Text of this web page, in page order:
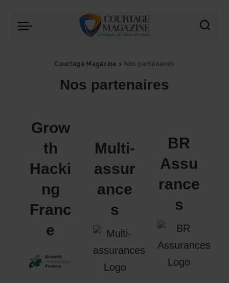
Courtage Magazine > Nos partenaires
Nos partenaires
Grow
th
Hacki
ng
Franc
e
Multi-
assur
ance
s
BR
Assu
rance
s